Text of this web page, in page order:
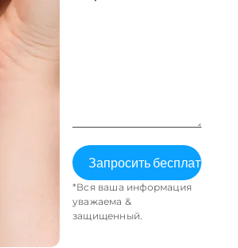
*Вся ваша информация
уважаема &
защищенный.